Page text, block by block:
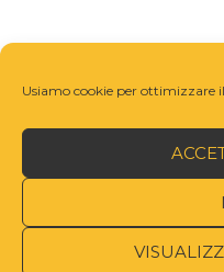
Usiamo cookie per ottimizzare